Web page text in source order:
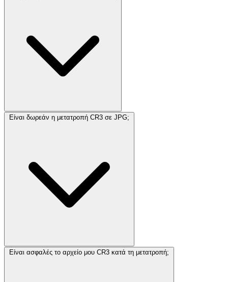
Είναι δωρεάν η μετατροπή CR3 σε JPG;
Είναι ασφαλές το αρχείο μου CR3 κατά τη μετατροπή;